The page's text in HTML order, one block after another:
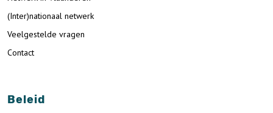
(Inter)nationaal netwerk
Veelgestelde vragen
Contact
Beleid